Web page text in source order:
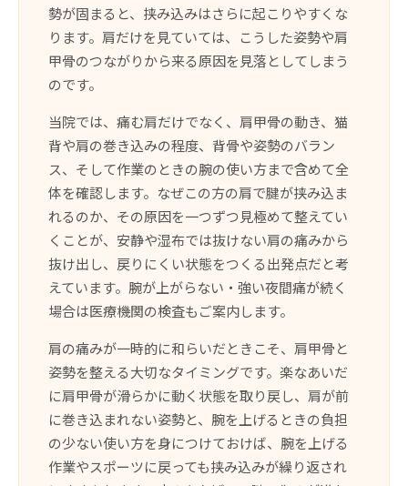
勢が固まると、挟み込みはさらに起こりやすくな
ります。肩だけを見ていては、こうした姿勢や肩
甲骨のつながりから来る原因を見落としてしまう
のです。
当院では、痛む肩だけでなく、肩甲骨の動き、猫
背や肩の巻き込みの程度、背骨や姿勢のバラン
ス、そして作業のときの腕の使い方まで含めて全
体を確認します。なぜこの方の肩で腱が挟み込ま
れるのか、その原因を一つずつ見極めて整えてい
くことが、安静や湿布では抜けない肩の痛みから
抜け出し、戻りにくい状態をつくる出発点だと考
えています。腕が上がらない・強い夜間痛が続く
場合は医療機関の検査もご案内します。
肩の痛みが一時的に和らいだときこそ、肩甲骨と
姿勢を整える大切なタイミングです。楽なあいだ
に肩甲骨が滑らかに動く状態を取り戻し、肩が前
に巻き込まれない姿勢と、腕を上げるときの負担
の少ない使い方を身につけておけば、腕を上げる
作業やスポーツに戻っても挟み込みが繰り返され